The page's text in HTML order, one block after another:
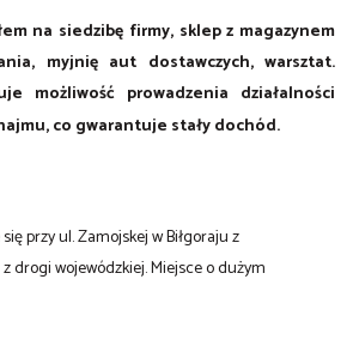
na siedzibę firmy, sklep z magazynem
myjnię aut dostawczych, warsztat.
możliwość prowadzenia działalności
co gwarantuje stały dochód.
przy ul. Zamojskej w Biłgoraju z
drogi wojewódzkiej. Miejsce o dużym